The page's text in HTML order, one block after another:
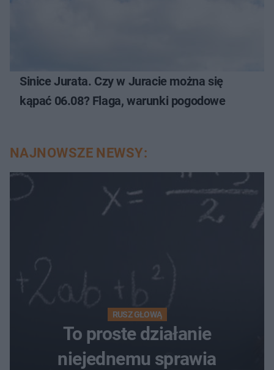
Sinice Jurata. Czy w Juracie można się
kąpać 06.08? Flaga, warunki pogodowe
NAJNOWSZE NEWSY:
RUSZ GŁOWĄ
To proste działanie
niejednemu sprawia